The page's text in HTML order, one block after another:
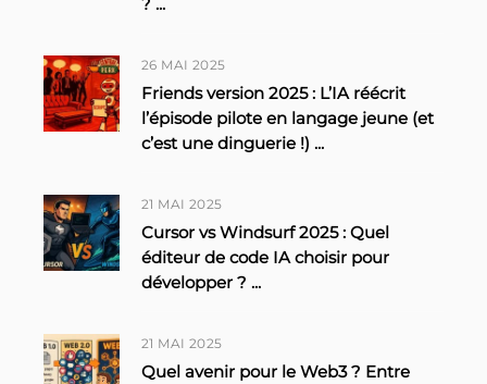
26 MAI 2025
Friends version 2025 : L’IA réécrit
l’épisode pilote en langage jeune (et
c’est une dinguerie !) ...
21 MAI 2025
Cursor vs Windsurf 2025 : Quel
éditeur de code IA choisir pour
développer ? ...
21 MAI 2025
Quel avenir pour le Web3 ? Entre